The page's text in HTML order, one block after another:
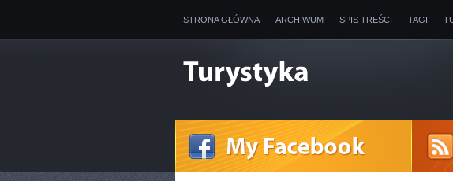
STRONA GŁÓWNA ARCHIWUM SPIS TREŚCI TAGI